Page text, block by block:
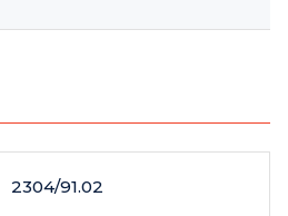
2304/91.02